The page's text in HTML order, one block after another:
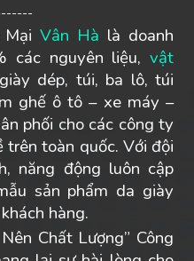
Vân Hà là doanh
các nguyên liệu, vật
dép, túi, ba lô, túi
ghế ô tô – xe máy –
phối cho các công ty
trên toàn quốc. Với đội
năng động luôn cập
sản phẩm da giày
hàng.
Chất Lượng” Công